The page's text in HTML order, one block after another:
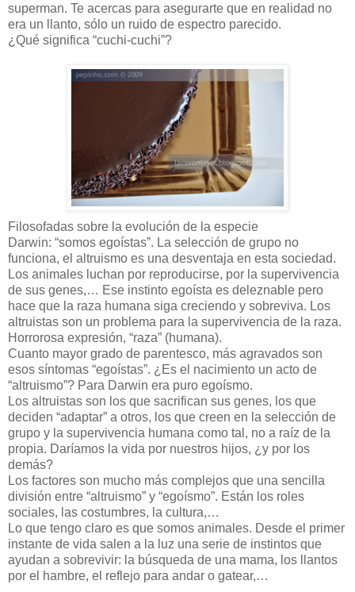
superman. Te acercas para asegurarte que en realidad no
era un llanto, sólo un ruido de espectro parecido.
¿Qué significa “cuchi-cuchi”?
Filosofadas sobre la evolución de la especie
Darwin: “somos egoístas”. La selección de grupo no
funciona, el altruismo es una desventaja en esta sociedad.
Los animales luchan por reproducirse, por la supervivencia
de sus genes,… Ese instinto egoísta es deleznable pero
hace que la raza humana siga creciendo y sobreviva. Los
altruistas son un problema para la supervivencia de la raza.
Horrorosa expresión, “raza” (humana).
Cuanto mayor grado de parentesco, más agravados son
esos síntomas “egoístas”. ¿Es el nacimiento un acto de
“altruismo”? Para Darwin era puro egoísmo.
Los altruistas son los que sacrifican sus genes, los que
deciden “adaptar” a otros, los que creen en la selección de
grupo y la supervivencia humana como tal, no a raíz de la
propia. Daríamos la vida por nuestros hijos, ¿y por los
demás?
Los factores son mucho más complejos que una sencilla
división entre “altruismo” y “egoísmo”. Están los roles
sociales, las costumbres, la cultura,…
Lo que tengo claro es que somos animales. Desde el primer
instante de vida salen a la luz una serie de instintos que
ayudan a sobrevivir: la búsqueda de una mama, los llantos
por el hambre, el reflejo para andar o gatear,…